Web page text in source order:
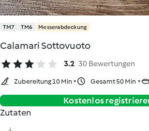
TM7 TM6 Messerabdeckung
Calamari Sottovuoto
3.2 30 Bewertungen
Zubereitung 10 Min Gesamt 50 Min
Kostenlos
Zutaten